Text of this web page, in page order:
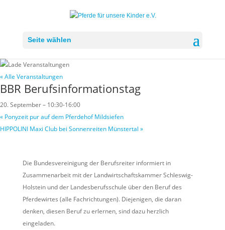
Seite wählen
« Alle Veranstaltungen
BBR Berufsinformationstag
20. September – 10:30-16:00
« Ponyzeit pur auf dem Pferdehof Mildsiefen
HIPPOLINI Maxi Club bei Sonnenreiten Münstertal »
Die Bundesvereinigung der Berufsreiter informiert in
Zusammenarbeit mit der Landwirtschaftskammer Schleswig-
Holstein und der Landesberufsschule über den Beruf des
Pferdewirtes (alle Fachrichtungen). Diejenigen, die daran
denken, diesen Beruf zu erlernen, sind dazu herzlich
eingeladen.